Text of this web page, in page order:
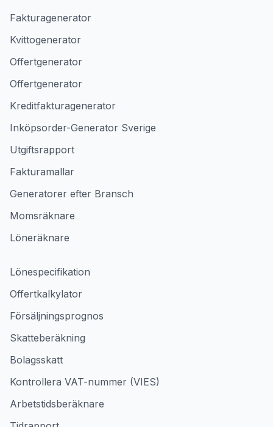
Fakturagenerator
Kvittogenerator
Offertgenerator
Offertgenerator
Kreditfakturagenerator
Inköpsorder-Generator Sverige
Utgiftsrapport
Fakturamallar
Generatorer efter Bransch
Momsräknare
Löneräknare
Lönespecifikation
Offertkalkylator
Försäljningsprognos
Skatteberäkning
Bolagsskatt
Kontrollera VAT-nummer (VIES)
Arbetstidsberäknare